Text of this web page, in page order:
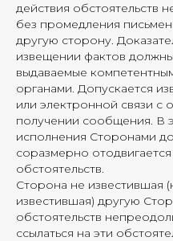
действия обстоятельств
без промедления
другую сторону.
извещении фактов
выдаваемые
органами. Допускается
или электронной связи
получении сообщения. В
исполнения Сторонами
соразмерно
обстоятельств.
Сторона не известившая
известившая) другую
обстоятельств
ссылаться на эти